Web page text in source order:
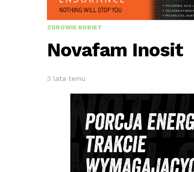
ZDROWIE KOBIET
Novafam Inosit
3 lata temu